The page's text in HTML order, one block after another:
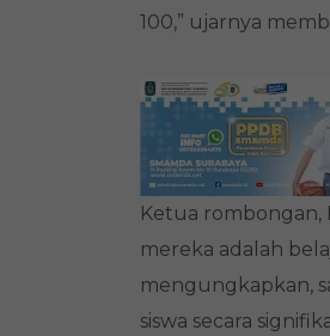
100,” ujarnya
Ketua rombongan,
mereka adalah
mengungkapkan,
siswa secara